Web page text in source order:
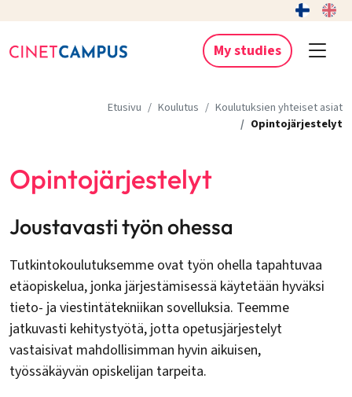
My studies
Etusivu Koulutus
Koulutuksien yhteiset asiat
Opintojärjestelyt
Opintojärjestelyt
Joustavasti työn ohessa
Tutkintokoulutuksemme ovat työn ohella tapahtuvaa
etäopiskelua, jonka järjestämisessä käytetään hyväksi
tieto- ja viestintätekniikan sovelluksia. Teemme
jatkuvasti kehitystyötä, jotta opetusjärjestelyt
vastaisivat mahdollisimman hyvin aikuisen,
työssäkäyvän opiskelijan tarpeita.